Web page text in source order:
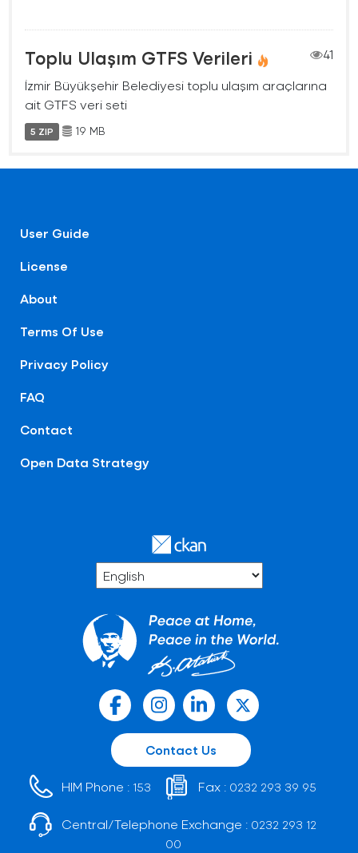
Toplu Ulaşım GTFS Verileri
41
İzmir Büyükşehir Belediyesi toplu ulaşım araçlarına
ait GTFS veri seti
5 ZIP 19 MB
User Guide
License
About
Terms Of Use
Privacy Policy
FAQ
Contact
Open Data Strategy
Contact Us
HIM Phone : 153 Fax : 0232 293 39 95
Central/Telephone Exchange : 0232 293 12
00